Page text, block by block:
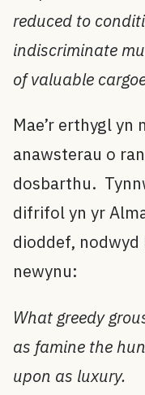
reduced to
indiscriminate
of valuable
Mae’r erthygl yn
anawsterau o
dosbarthu.
difrifol yn yr
dioddef, nodwyd
newynu:
What greedy
as famine the
upon as luxury.